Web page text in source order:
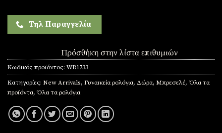
Τηλ Παραγγελία
Πρόσθήκη στην λίστα επιθυμιών
Κωδικός προϊόντος: WR1733
Κατηγορίες: New Arrivals, Γυναικεία ρολόγια, Δώρα, Μπρεσελέ, Όλα τα
προϊόντα, Όλα τα ρολόγια